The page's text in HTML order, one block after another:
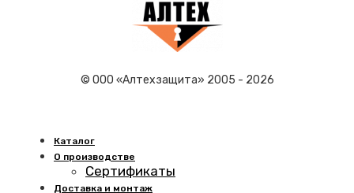
© ООО «Алтехзащита» 2005 - 2026
Каталог
О производстве
Сертификаты
Доставка и монтаж